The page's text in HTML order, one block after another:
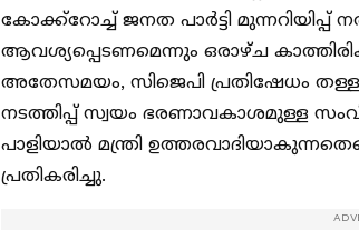
കോക്ക്റോച്ച് ജനത പാർട്ടി മുന്നറിയിപ്പ്
ആവശ്യപ്പെടണമെന്നും ഒരാഴ്ച
അതേസമയം, സിജെപി പ്രതിഷേധം
നടത്തിപ്പ് സ്വയം ഭരണാവകാശമുള്ള
പാളിയാൽ മന്ത്രി
പ്രതികരിച്ചു.